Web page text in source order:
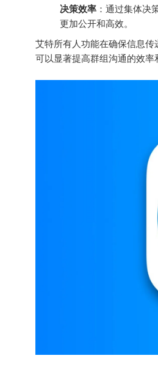
决策效率 ：通过集体决
更加公开和高效。
艾特所有人功能在确保信息
可以显著提高群组沟通的效